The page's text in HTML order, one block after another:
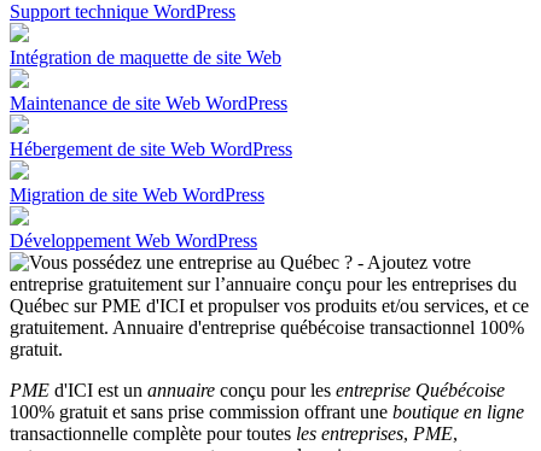
Support technique WordPress
Intégration de maquette de site Web
Maintenance de site Web WordPress
Hébergement de site Web WordPress
Migration de site Web WordPress
Développement Web WordPress
PME d'ICI est un annuaire conçu pour les entreprise Québécoise
100% gratuit et sans prise commission offrant une boutique en ligne
transactionnelle complète pour toutes les entreprises, PME,